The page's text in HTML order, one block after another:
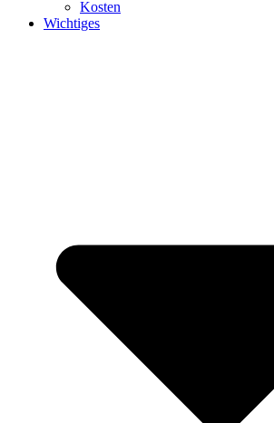
Kosten
Wichtiges